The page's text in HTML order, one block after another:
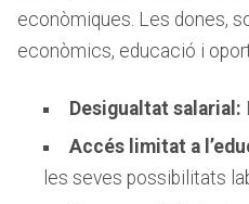
⁤econòmiques. Les⁤ dones,
⁤econòmics, educació i
Desigualtat salarial:
Accés limitat a
les seves possibilitats⁢